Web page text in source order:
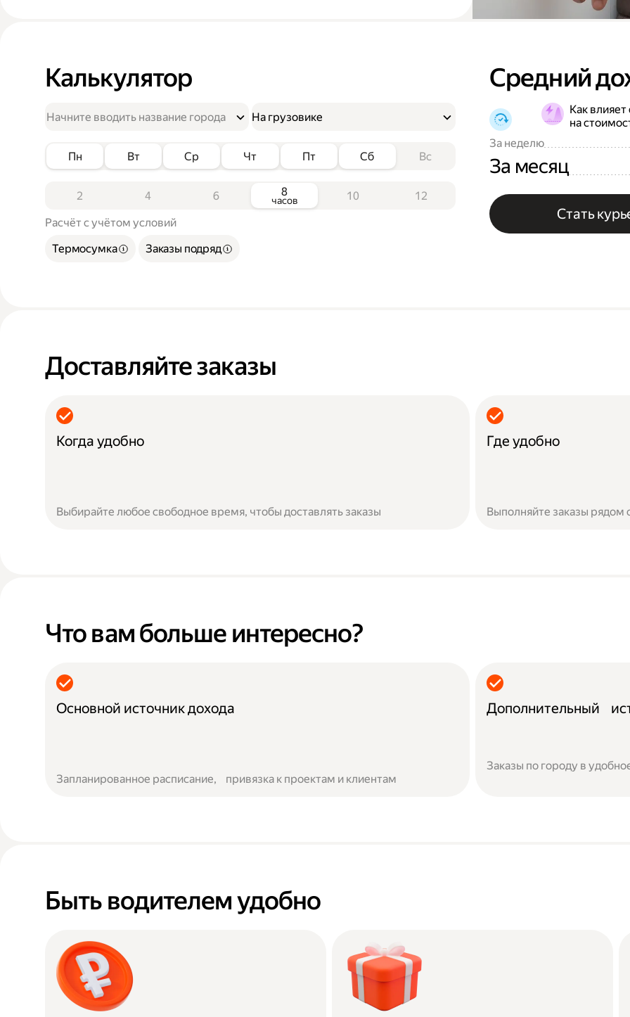
Калькулятор
На грузовике
Пн Вт Ср Чт Пт Сб Вс
2 4 6 8
часов 10 12
Расчёт с учётом условий
Термосумка
Заказы подряд
Средний
Как влияет
на
За неделю
За месяц
Стать
Доставляйте заказы
Когда удобно
Выбирайте любое свободное время, чтобы доставлять заказы
Где удобно
Выполняйте заказы
Что вам больше интересно?
Основной источник дохода
Запланированное расписание, привязка к проектам и клиентам
Дополнительный
Заказы по городу в
Быть водителем удобно